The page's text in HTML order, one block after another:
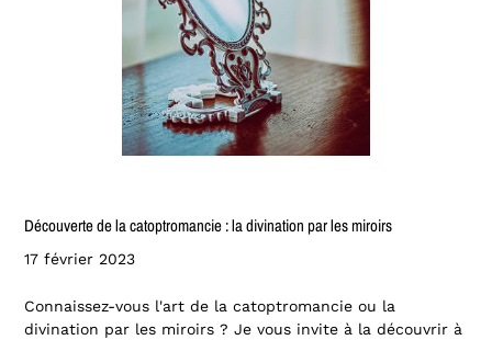
Découverte de la catoptromancie : la divination par les miroirs
17 février 2023
Connaissez-vous l'art de la catoptromancie ou la
divination par les miroirs ? Je vous invite à la découvrir à